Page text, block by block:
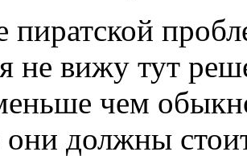
пиратской
не вижу тут
чем
должны